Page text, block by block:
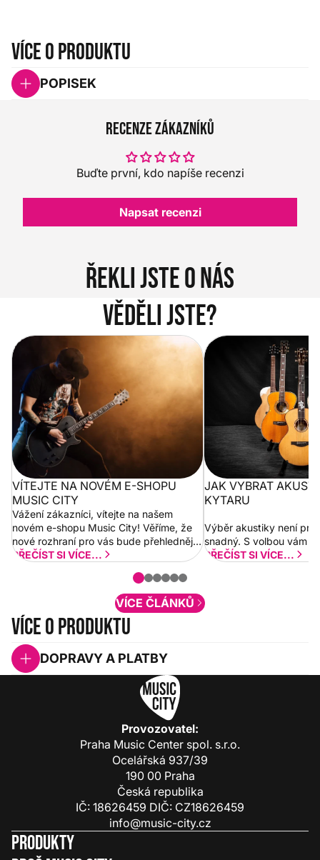
Více o produktu
POPISEK
Recenze zákazníků
Buďte první, kdo napíše recenzi
Napsat recenzi
Řekli jste o nás
Věděli jste?
Vítejte na novém e-shopu Music
City
VÍTEJTE NA NOVÉM E-SHOPU
MUSIC CITY
Vážení zákazníci, vítejte na našem
novém e-shopu Music City! Věříme, že
nové rozhraní pro vás bude přehlednější
a rychlejší. Postupně budeme přidávat
PŘEČÍST SI VÍCE...
Jak vybrat
JAK VYBRAT
KYTARU
Výběr akustiky není pro
snadný. S volbou vám
PŘEČÍST SI VÍCE...
VÍCE ČLÁNKŮ
Více o produktu
DOPRAVY A PLATBY
Provozovatel:
Praha Music Center spol. s.r.o.
Ocelářská 937/39
190 00 Praha
Česká republika
IČ: 18626459 DIČ: CZ18626459
info@music-city.cz
Produkty